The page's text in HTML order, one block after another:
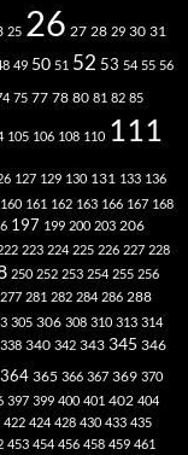
25 26 27 28 29 30 31
49 50 51 52 53 54 55 56
75 77 78 80 81 82 85
105 106 108 110 111
127 129 130 131 133 136
160 161 162 163 166 167 168
197 199 200 203 206
223 224 225 226 227 228
250 252 253 254 255 256
277 281 282 284 286 288
305 306 308 310 313 314
338 340 342 343 345 346
364 365 366 367 369 370
397 399 400 401 402 404
422 424 428 430 433 435
453 454 456 458 459 461